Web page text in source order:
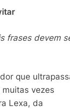
frases devem
que
vezes
Lexa, da